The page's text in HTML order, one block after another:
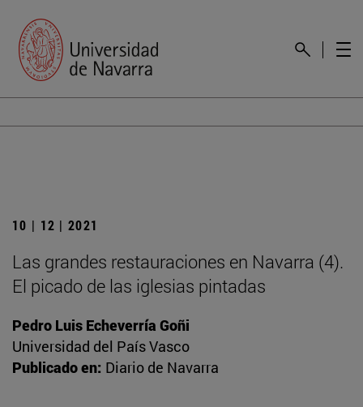
10 | 12 | 2021
Las grandes restauraciones en Navarra (4).
El picado de las iglesias pintadas
Pedro Luis Echeverría Goñi
Universidad del País Vasco
Publicado en: Diario de Navarra